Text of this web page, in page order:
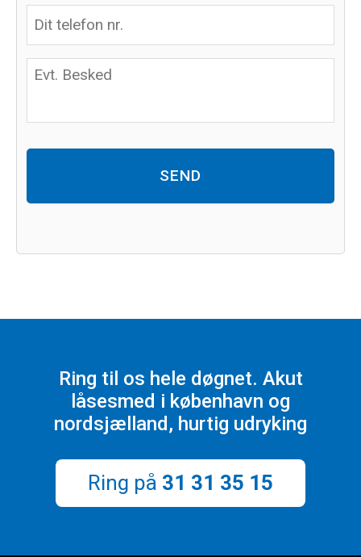
FooterRing til os hele døgnet. Akut
låsesmed i københavn og
nordsjælland, hurtig udryking
Ring på 31 31 35 15